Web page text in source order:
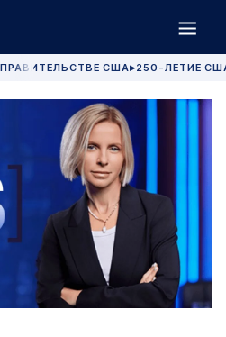
США▶250-ЛЕТИЕ